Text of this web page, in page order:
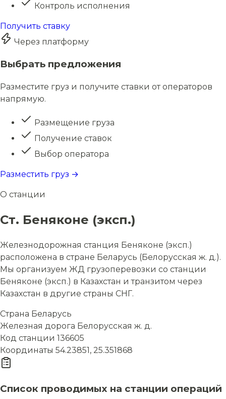
Контроль исполнения
Получить ставку
Через платформу
Выбрать предложения
Разместите груз и получите ставки от операторов
напрямую.
Размещение груза
Получение ставок
Выбор оператора
Разместить груз →
О станции
Ст. Беняконе (эксп.)
Железнодорожная станция Беняконе (эксп.)
расположена в стране Беларусь (Белорусская ж. д.).
Мы организуем ЖД грузоперевозки со станции
Беняконе (эксп.) в Казахстан и транзитом через
Казахстан в другие страны СНГ.
Страна Беларусь
Железная дорога Белорусская ж. д.
Код станции 136605
Координаты 54.23851, 25.351868
Список проводимых на станции операций